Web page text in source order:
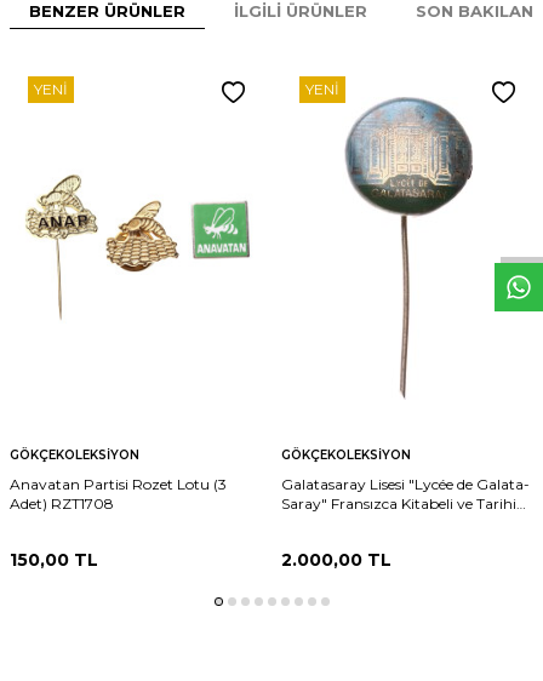
BENZER ÜRÜNLER İLGILI ÜRÜNLER SON
YENI
GÖKÇEKOLEKSIYON
Anavatan Partisi Rozet Lotu (3
Adet) RZT1708
150,00 TL
YENI
GÖKÇEKOLEKSIYON
Galatasaray Lisesi "Lycée de Galata-
Saray" Fransızca Kitabeli ve Tarihi
2.000,00TL